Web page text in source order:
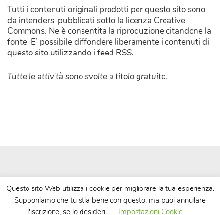
Tutti i contenuti originali prodotti per questo sito sono
da intendersi pubblicati sotto la licenza Creative
Commons. Ne è consentita la riproduzione citandone la
fonte. E’ possibile diffondere liberamente i contenuti di
questo sito utilizzando i feed RSS.
Tutte le attività sono svolte a titolo gratuito.
| Powered byWordPress| Theme byTheBootstrapThemes
Questo sito Web utilizza i cookie per migliorare la tua esperienza.
Supponiamo che tu stia bene con questo, ma puoi annullare
l'iscrizione, se lo desideri.
Impostazioni Cookie